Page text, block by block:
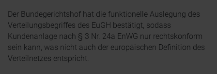
Der Bundegerichtshof hat die funktionelle Auslegung des
Verteilungsbegriffes des EuGH bestätigt, sodass
Kundenanlage nach § 3 Nr. 24a EnWG nur rechtskonform
sein kann, was nicht auch der europäischen Definition des
Verteilnetzes entspricht.